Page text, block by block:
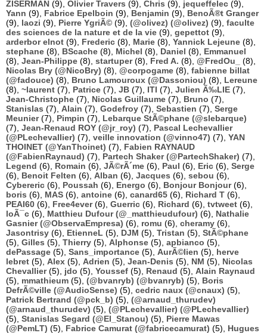
ZISERMAN (9), Olivier Travers (9), Chris (9), jequeffelec (9),
Yann (9), Fabrice Epelboin (9), Benjamin (9), BenoÃ®t Granger
(9), laozi (9), Pierre YgriÃ© (9), (@olivez) (@olivez) (9), faculte
des sciences de la nature et de la vie (9), gepettot (9),
arderbor elnot (9), Frederic (8), Marie (8), Yannick Lejeune (8),
stephane (8), BScache (8), Michel (8), Daniel (8), Emmanuel
(8), Jean-Philippe (8), startuper(8), Fred A. (8), @FredOu_
(8),
Nicolas Bry (@NicoBry) (8), @corpogame (8), fabienne billat
(@fadouce) (8), Bruno Lamouroux (@Dassoniou) (8), Lereune
(8), ~laurent (7), Patrice (7), JB (7), ITI (7), Julien Ã‰LIE (7),
Jean-Christophe (7), Nicolas Guillaume (7), Bruno (7),
Stanislas (7), Alain (7), Godefroy (7), Sebastien (7), Serge
Meunier(7), Pimpin (7), Lebarque StÃ©phane (@slebarque)
(7), Jean-Renaud ROY (@jr_roy) (7), Pascal Lechevallier
(@PLechevallier) (7), veille innovation (@vinno47) (7), YAN
THOINET (@YanThoinet) (7), Fabien RAYNAUD
(@FabienRaynaud) (7), Partech Shaker (@PartechShaker) (7),
Legend (6), Romain (6), JÃ©rÃ´me (6), Paul (6), Eric (6), Serge
(6), Benoit Felten (6), Alban (6), Jacques (6), sebou (6),
Cybereric (6), Poussah (6), Energo (6), Bonjour Bonjour(6),
boris (6), MAS (6), antoine (6), canard65 (6), Richard T (6),
PEAI60 (6), Free4ever(6), Guerric (6), Richard (6), tvtweet (6),
loÃ¯c (6), Matthieu Dufour (@_matthieudufour) (6), Nathalie
Gasnier (@ObservaEmpresa) (6), romu (6), cheramy (6),
Jasontrisy (6), EtienneL (5), DJM (5), Tristan (5), StÃ©phane
(5), Gilles (5), Thierry (5), Alphonse (5), apbianco (5),
dePassage (5), Sans_importance (5), AurÃ©lien (5), herve
lebret (5), Alex (5), Adrien (5), Jean-Denis (5), NM (5), Nicolas
Chevallier(5), jdo (5), Youssef (5), Renaud (5), Alain Raynaud
(5), mmathieum (5), (@bvanryb) (@bvanryb) (5), Boris
DefrÃ©ville (@AudioSense) (5), cedric naux (@cnaux) (5),
Patrick Bertrand (@pck_b) (5), (@arnaud_thurudev)
(@arnaud_thurudev) (5), (@PLechevallier) (@PLechevallier)
(5), Stanislas Segard (@El_Stanou) (5), Pierre Mawas
(@PemLT) (5), Fabrice Camurat (@fabricecamurat) (5), Hugues